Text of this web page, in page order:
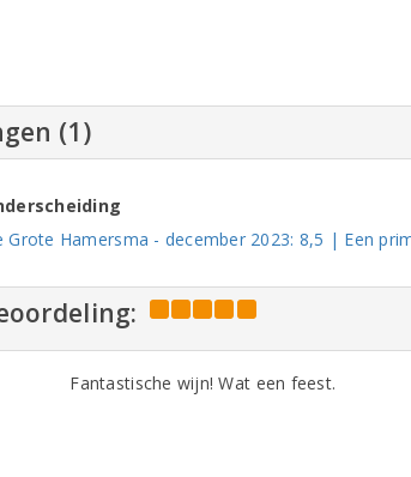
(1)
Grote Hamersma - december 2023: 8,5 | Een
Fantastische wijn! Wat een feest.